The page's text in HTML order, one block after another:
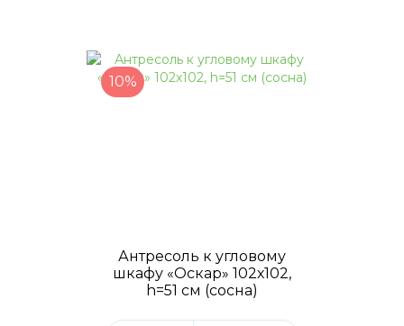
10%
Антресоль к угловому
шкафу «Оскар» 102х102,
h=51 см (сосна)